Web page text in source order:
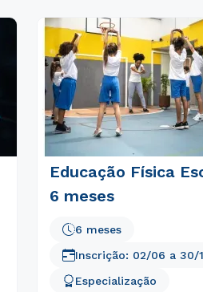
Educação Física
6 meses
6 meses
Especialização
Inscrição: 02/06 a 30/